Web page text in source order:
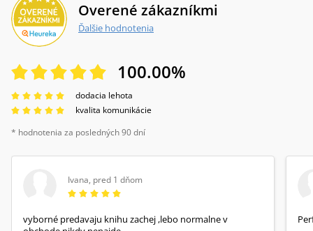
Overené zákazníkmi
Ďalšie hodnotenia
100.00%
dodacia lehota
kvalita komunikácie
* hodnotenia za posledných 90 dní
Ivana, pred 1 dňom
vyborné predavaju knihu zachej ,lebo normalne v